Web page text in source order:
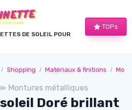
DE SOLEIL POUR
TOPs
Shopping Matériaux & finitions
Montures métalliques
Doré brillant